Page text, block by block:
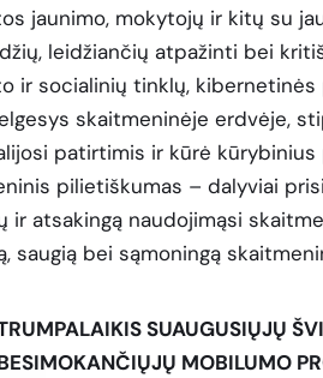
jaunimo, mokytojų ir kitų su
leidžiančių atpažinti bei
ir socialinių tinklų,
skaitmeninėje erdvėje,
patirtimis ir kūrė
pilietiškumas – dalyviai
atsakingą naudojimąsi
bei sąmoningą
SUAUGUSIŲJŲ
MOBILUMO